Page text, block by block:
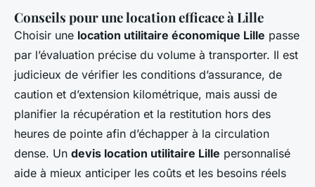
Conseils pour une location efficace à Lille
Choisir une location utilitaire économique Lille passe
par l’évaluation précise du volume à transporter. Il est
judicieux de vérifier les conditions d’assurance, de
caution et d’extension kilométrique, mais aussi de
planifier la récupération et la restitution hors des
heures de pointe afin d’échapper à la circulation
dense. Un devis location utilitaire Lille personnalisé
aide à mieux anticiper les coûts et les besoins réels